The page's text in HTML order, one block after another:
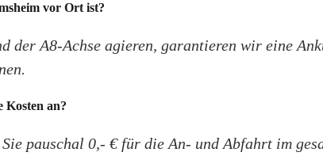
vor Ort ist?
der A8-Achse agieren, garantieren wir eine
Kosten an?
pauschal 0,- € für die An- und Abfahrt im